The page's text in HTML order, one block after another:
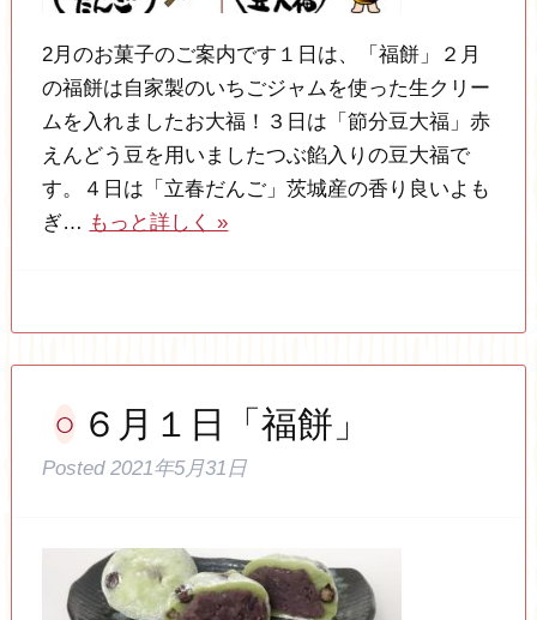
2月のお菓子のご案内です１日は、「福餅」２月
の福餅は自家製のいちごジャムを使った生クリー
ムを入れましたお大福！３日は「節分豆大福」赤
えんどう豆を用いましたつぶ餡入りの豆大福で
す。４日は「立春だんご」茨城産の香り良いよも
ぎ… もっと詳しく »
６月１日「福餅」
Posted2021年5月31日